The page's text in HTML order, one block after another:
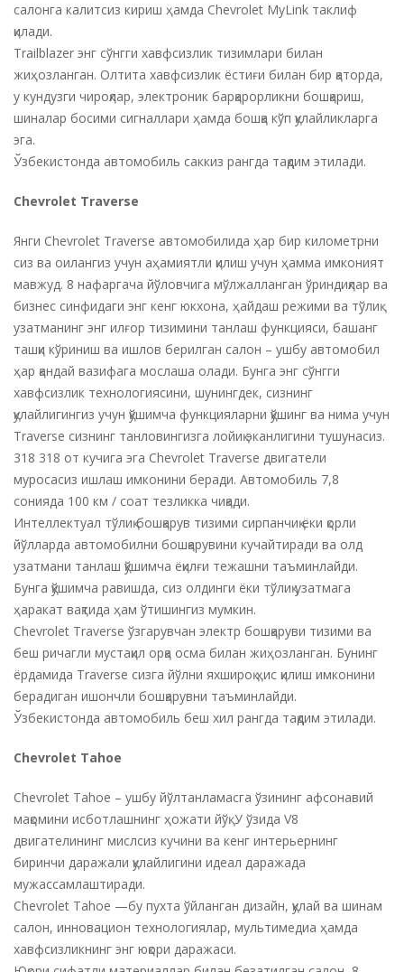
салонга калитсиз кириш ҳамда Chevrolet MyLink таклиф
қилади.
Trailblazer энг сўнгги хавфсизлик тизимлари билан
жиҳозланган. Олтита хавфсизлик ёстиғи билан бир қаторда,
у кундузги чироқлар, электроник барқарорликни бошқариш,
шиналар босими сигналлари ҳамда бошқа кўп қулайликларга
эга.
Ўзбекистонда автомобиль саккиз рангда тақдим этилади.
Chevrolet Traverse
Янги Chevrolet Traverse автомобилида ҳар бир километрни
сиз ва оилангиз учун аҳамиятли қилиш учун ҳамма имконият
мавжуд. 8 нафаргача йўловчига мўлжалланган ўриндиқлар ва
бизнес синфидаги энг кенг юкхона, ҳайдаш режими ва тўлиқ
узатманинг энг илғор тизимини танлаш функцияси, башанг
ташқи кўриниш ва ишлов берилган салон – ушбу автомобил
ҳар қандай вазифага мослаша олади. Бунга энг сўнгги
хавфсизлик технологиясини, шунингдек, сизнинг
қулайлигингиз учун қўшимча функцияларни қўшинг ва нима учун
Traverse сизнинг танловингизга лойиқ эканлигини тушунасиз.
318 318 от кучига эга Chevrolet Traverse двигатели
муросасиз ишлаш имконини беради. Автомобиль 7,8
сонияда 100 км / соат тезликка чиқади.
Интеллектуал тўлиқ бошқарув тизими сирпанчиқ ёки қорли
йўлларда автомобилни бошқарувини кучайтиради ва олд
узатмани танлаш қўшимча ёқилғи тежашни таъминлайди.
Бунга қўшимча равишда, сиз олдинги ёки тўлиқ узатмага
ҳаракат вақтида ҳам ўтишингиз мумкин.
Chevrolet Traverse ўзгарувчан электр бошқаруви тизими ва
беш ричагли мустақил орқа осма билан жиҳозланган. Бунинг
ёрдамида Traverse сизга йўлни яхшироқ ҳис қилиш имконини
берадиган ишончли бошқарувни таъминлайди.
Ўзбекистонда автомобиль беш хил рангда тақдим этилади.
Chevrolet Tahoe
Chevrolet Tahoe – ушбу йўлтанламасга ўзининг афсонавий
мақомини исботлашнинг ҳожати йўқ. У ўзида V8
двигателининг мислсиз кучини ва кенг интерьернинг
биринчи даражали қулайлигини идеал даражада
мужассамлаштиради.
Chevrolet Tahoe —бу пухта ўйланган дизайн, қулай ва шинам
салон, инновацион технологиялар, мультимедиа ҳамда
хавфсизликнинг энг юқори даражаси.